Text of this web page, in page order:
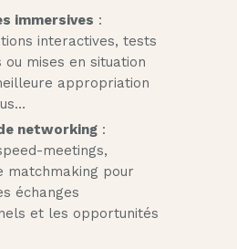
immersives :
interactives, tests
ou mises en situation
appropriation
networking:
meetings,
matchmaking pour
échanges
et les opportunités